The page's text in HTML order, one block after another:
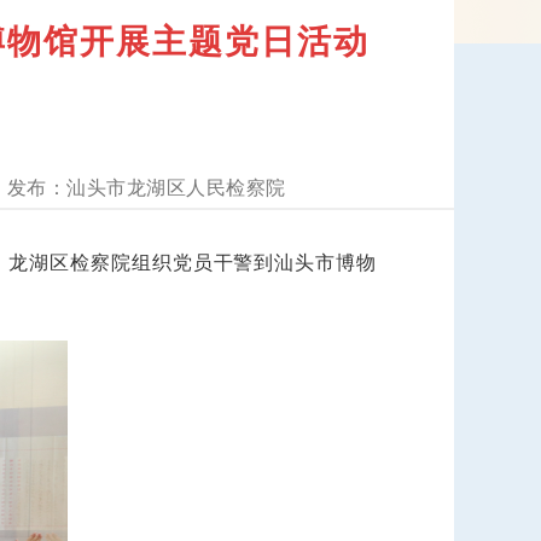
馆开展主题党日活动
汕头市龙湖区人民检察院
湖区检察院组织党员干警到汕头市博物